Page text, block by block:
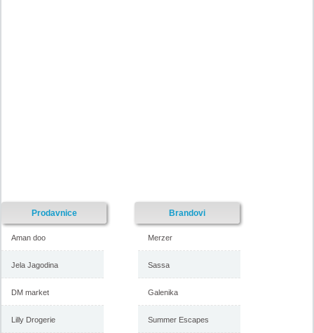
Prodavnice
Aman doo
Jela Jagodina
DM market
Lilly Drogerie
Brandovi
Merzer
Sassa
Galenika
Summer Escapes